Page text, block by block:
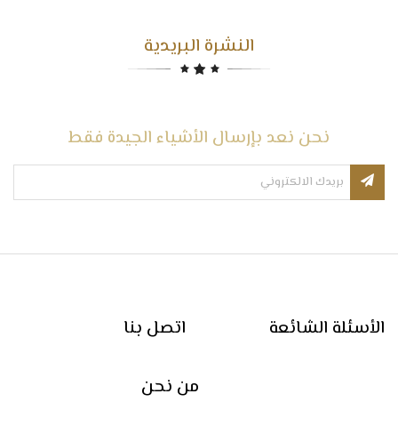
النشرة البريدية
نحن نعد بإرسال الأشياء الجيدة فقط
اتصل بنا الأسئلة الشائعة
من نحن